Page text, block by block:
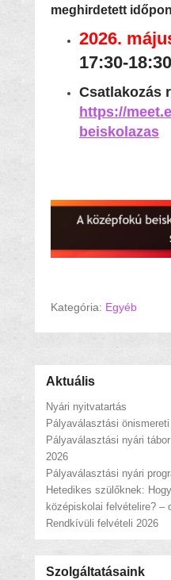
meghirdetett
2026.
17:30-18:30
Csatlakozás
https://
beiskolazas
Kategória: Egyéb
Aktuális
Nyári nyitvatartás
Pályaválasztási
Pályaválasztási nyári
2026
Pályaválasztási nyári
Hetedikes szülőknek:
középiskolai felvételire? –
Rendkívüli felvételi 2026
Szolgáltatásaink